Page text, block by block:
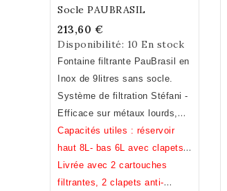
Socle PAUBRASIL
213,60 €
Disponibilité: 10 En stock
Fontaine filtrante PauBrasil en
Inox de 9litres sans socle.
Système de filtration Stéfani -
Efficace sur métaux lourds,
pesticides, chlore, bacteries
... (voir analyses)
Capacités utiles : réservoir
haut 8L- bas 6L avec clapets,
8,5L sans.
Livrée avec 2 cartouches
filtrantes, 2 clapets anti-